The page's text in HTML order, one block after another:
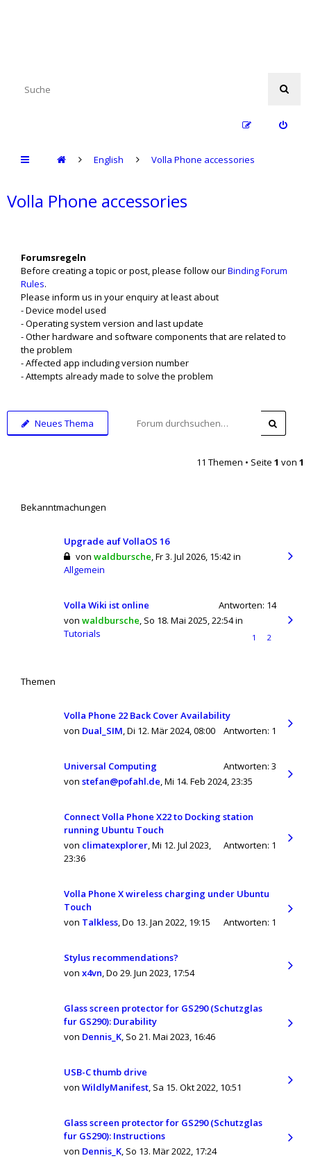
English Volla Phone accessories
Volla Phone accessories
Forumsregeln
Before creating a topic or post, please follow ourBinding Forum
Rules.
Please inform us in your enquiry at least about
- Device model used
- Operating system version and last update
- Other hardware and software components that are related to
the problem
- Affected app including version number
- Attempts already made to solve the problem
Neues Thema
11 Themen • Seite 1 von 1
Bekanntmachungen
Upgrade auf VollaOS 16
von waldbursche,Fr 3. Jul 2026, 15:42in
Allgemein
Volla Wiki ist online Antworten: 14
von waldbursche, So 18. Mai 2025, 22:54in
Tutorials
1 2
Themen
Volla Phone 22 Back Cover Availability
Antworten: 1
von Dual_SIM,Di 12. Mär 2024, 08:00
Universal Computing Antworten: 3
von stefan@pofahl.de,Mi 14. Feb 2024, 23:35
Connect Volla Phone X22 to Docking station
running Ubuntu Touch
Antworten: 1
von climatexplorer,Mi 12. Jul 2023,
23:36
Volla Phone X wireless charging under Ubuntu
Touch
Antworten: 1
von Talkless,Do 13. Jan 2022, 19:15
Stylus recommendations?
von x4vn,Do 29. Jun 2023, 17:54
Glass screen protector for GS290 (Schutzglas
fur GS290): Durability
von Dennis_K, So 21. Mai 2023, 16:46
USB-C thumb drive
von WildlyManifest, Sa 15. Okt 2022, 10:51
Glass screen protector for GS290 (Schutzglas
fur GS290): Instructions
von Dennis_K, So 13. Mär 2022, 17:24